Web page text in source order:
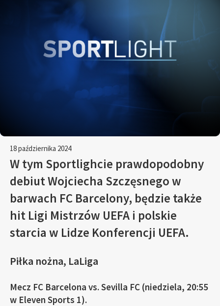
18 października 2024
W tym Sportlighcie prawdopodobny
debiut Wojciecha Szczęsnego w
barwach FC Barcelony, będzie także
hit Ligi Mistrzów UEFA i polskie
starcia w Lidze Konferencji UEFA.
Piłka nożna, LaLiga
Mecz FC Barcelona vs. Sevilla FC (niedziela, 20:55
w Eleven Sports 1).